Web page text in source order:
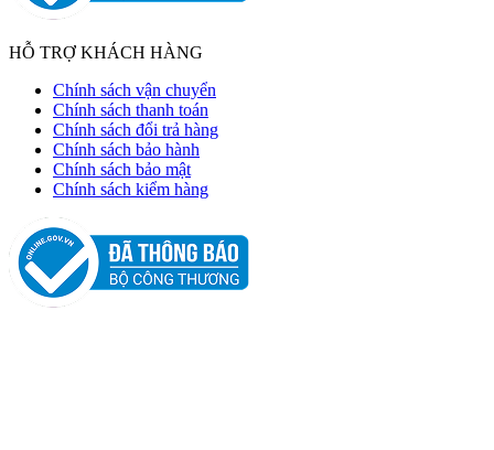
HỖ TRỢ KHÁCH HÀNG
Chính sách vận chuyển
Chính sách thanh toán
Chính sách đổi trả hàng
Chính sách bảo hành
Chính sách bảo mật
Chính sách kiểm hàng